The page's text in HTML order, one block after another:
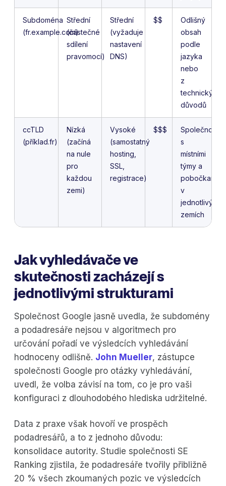
Subdoména
(fr.example.com)
Střední
(částečné
sdílení
pravomocí)
Střední
(vyžaduje
nastavení
DNS)
$$
Odlišný
obsah
podle
jazyka
nebo
z
technických
důvodů
ccTLD
(příklad.fr)
Nízká
(začíná
na nule
pro
každou
zemi)
Vysoké
(samostatný
hosting,
SSL,
registrace)
$$$
Společnosti
s
místními
týmy a
pobočkami
v
jednotlivých
zemích
Jak vyhledávače ve
skutečnosti zacházejí s
jednotlivými strukturami
Společnost Google jasně uvedla, že subdomény
a podadresáře nejsou v algoritmech pro
určování pořadí ve výsledcích vyhledávání
hodnoceny odlišně. John Mueller, zástupce
společnosti Google pro otázky vyhledávání,
uvedl, že volba závisí na tom, co je pro vaši
konfiguraci z dlouhodobého hlediska udržitelné.
Data z praxe však hovoří ve prospěch
podadresářů, a to z jednoho důvodu:
konsolidace autority. Studie společnosti SE
Ranking zjistila, že podadresáře tvořily přibližně
20 % všech zkoumaných pozic ve výsledcích